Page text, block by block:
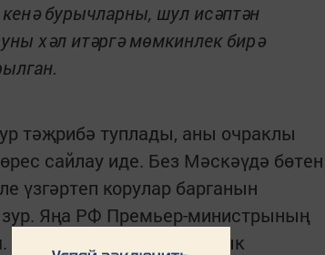
кенә бурычларны, шул исәптән
хәл итәргә мөмкинлек бирә
тәҗрибә туплады, аны очраклы
сайлау иде. Без Мәскәүдә бөтен
үзгәртеп корулар барганын
зур. Яңа РФ Премьер-министрының
яңа Хөкүмәтнең барлык